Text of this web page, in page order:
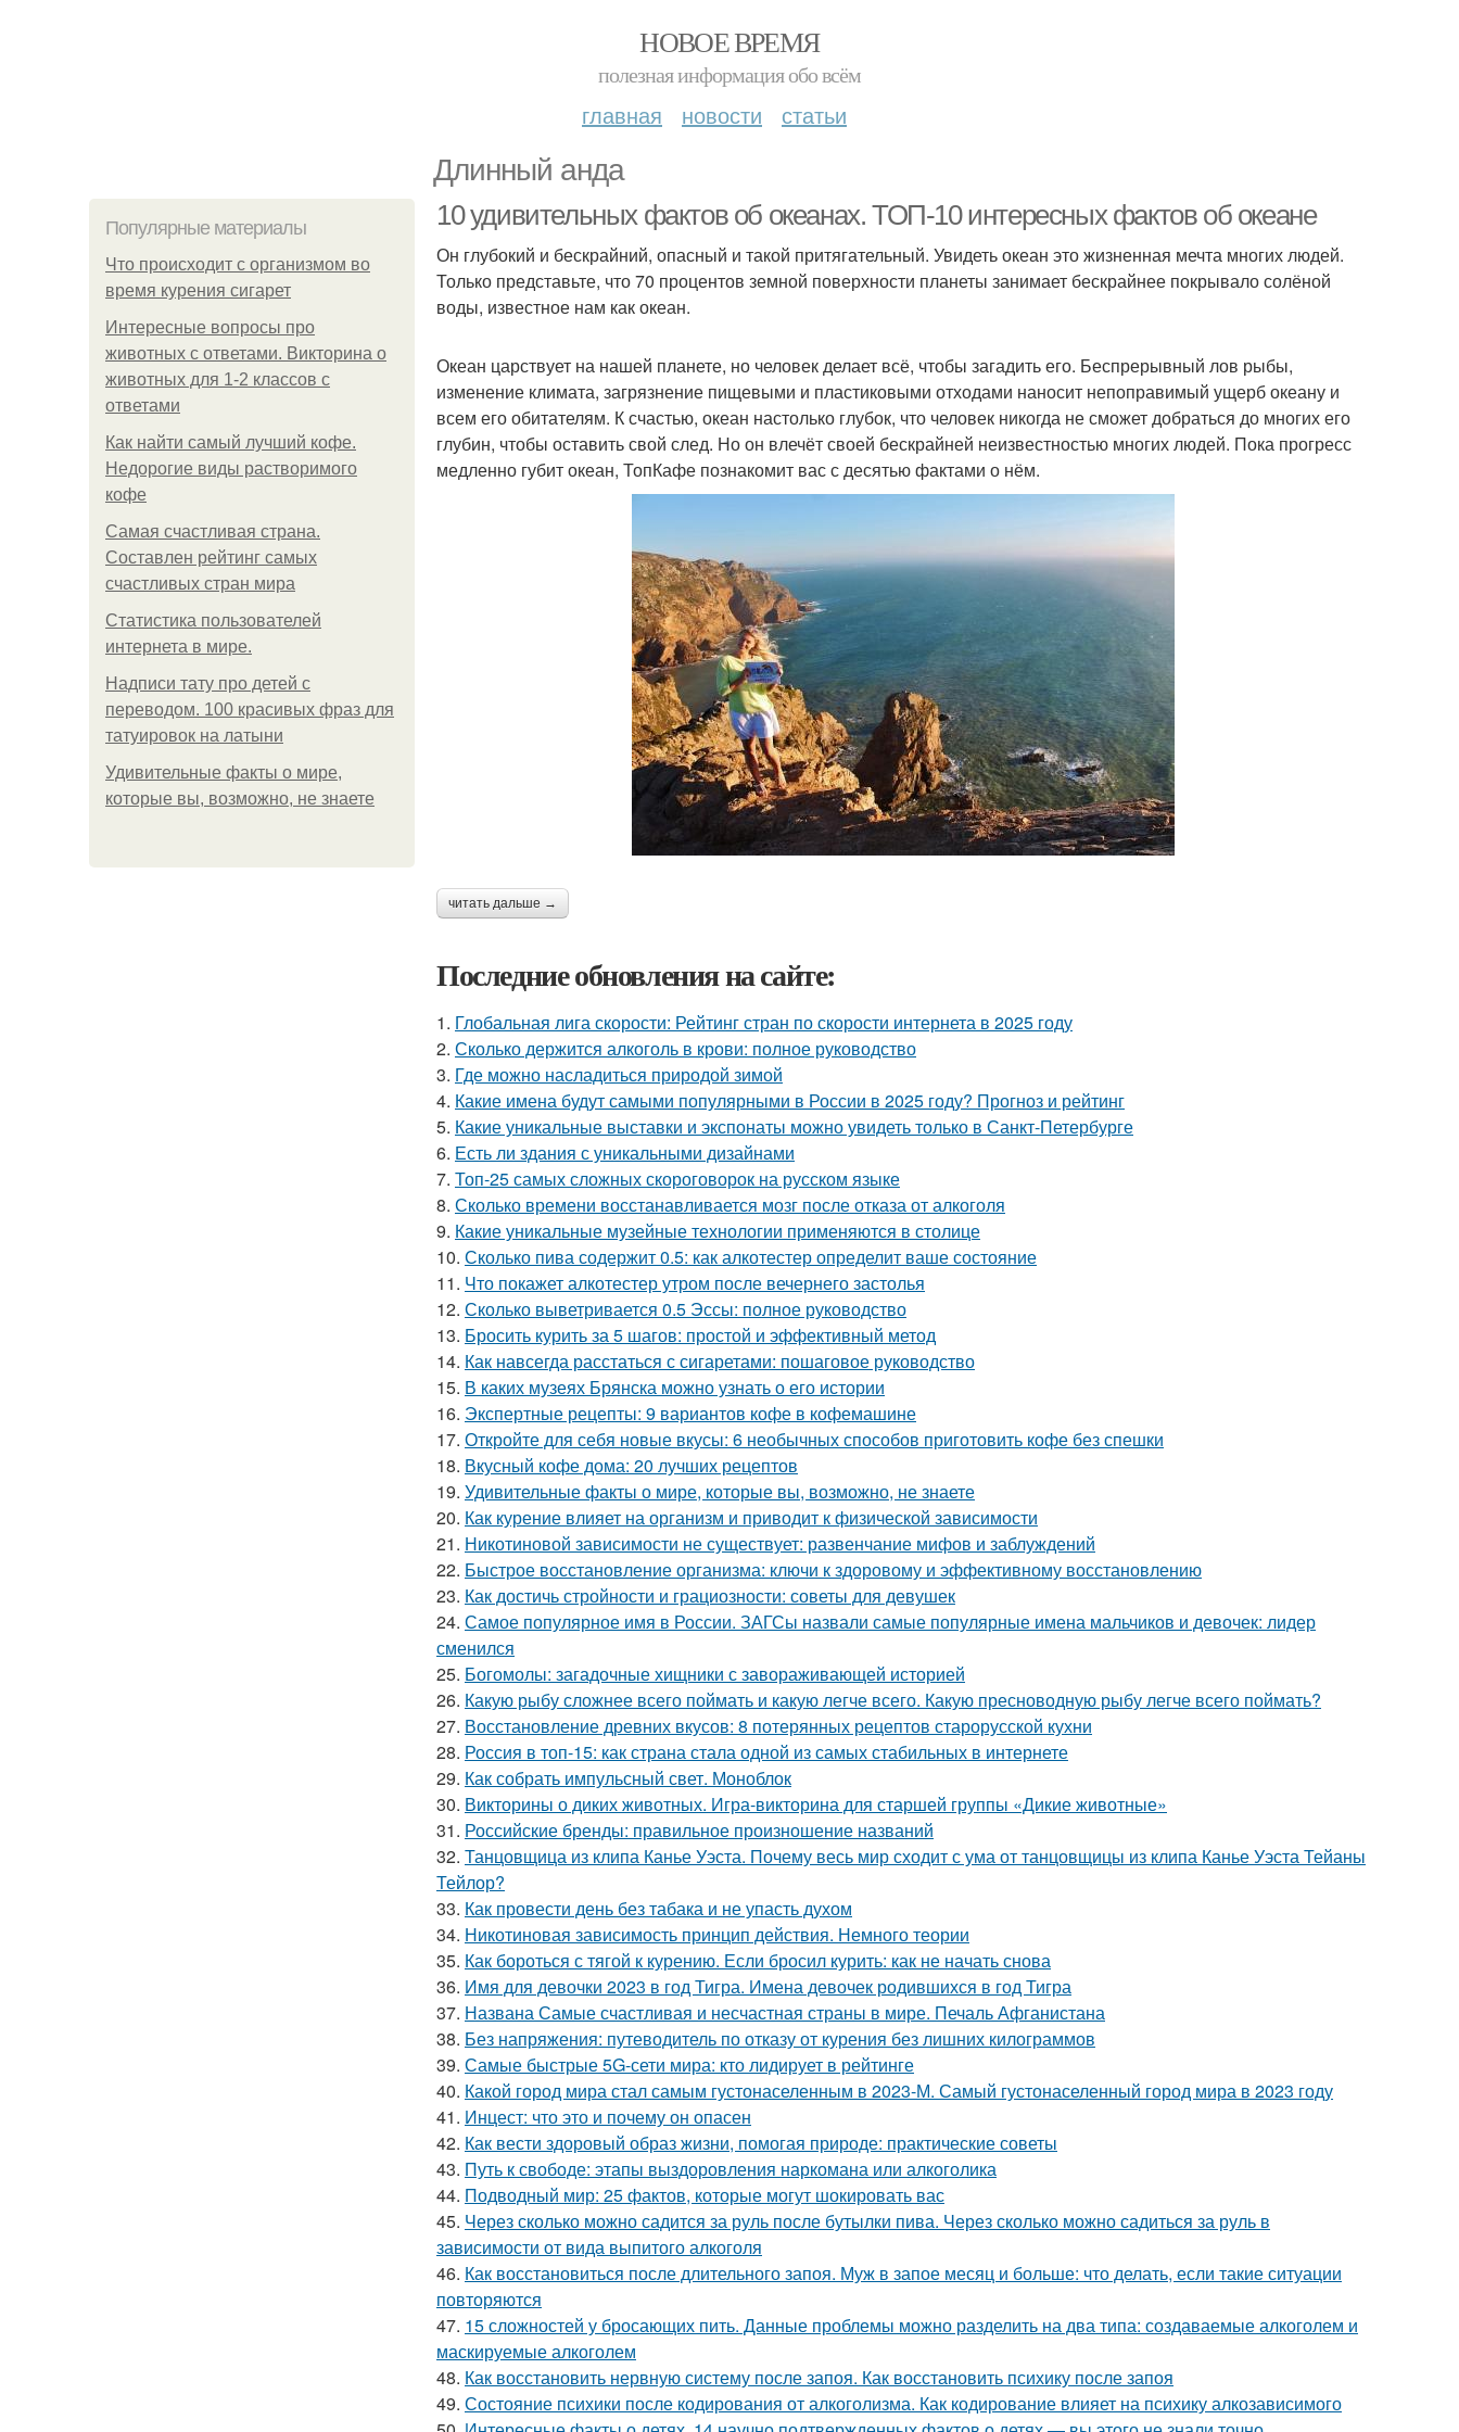
НОВОЕ ВРЕМЯ
полезная информация обо всём
главная новости статьи
Длинный анда
Популярные материалы
Что происходит с организмом во
время курения сигарет
Интересные вопросы про
животных с ответами. Викторина о
животных для 1-2 классов с
ответами
Как найти самый лучший кофе.
Недорогие виды растворимого
кофе
Самая счастливая страна.
Составлен рейтинг самых
счастливых стран мира
Статистика пользователей
интернета в мире.
Надписи тату про детей с
переводом. 100 красивых фраз для
татуировок на латыни
Удивительные факты о мире,
которые вы, возможно, не знаете
10 удивительных фактов об океанах. ТОП-10 интересных фактов об океане
Он глубокий и бескрайний, опасный и такой притягательный. Увидеть океан это жизненная мечта многих людей.
Только представьте, что 70 процентов земной поверхности планеты занимает бескрайнее покрывало солёной
воды, известное нам как океан.
Океан царствует на нашей планете, но человек делает всё, чтобы загадить его. Беспрерывный лов рыбы,
изменение климата, загрязнение пищевыми и пластиковыми отходами наносит непоправимый ущерб океану и
всем его обитателям. К счастью, океан настолько глубок, что человек никогда не сможет добраться до многих его
глубин, чтобы оставить свой след. Но он влечёт своей бескрайней неизвестностью многих людей. Пока прогресс
медленно губит океан, ТопКафе познакомит вас с десятью фактами о нём.
читать дальше →
Последние обновления на сайте:
1. Глобальная лига скорости: Рейтинг стран по скорости интернета в 2025 году
2. Сколько держится алкоголь в крови: полное руководство
3. Где можно насладиться природой зимой
4. Какие имена будут самыми популярными в России в 2025 году? Прогноз и рейтинг
5. Какие уникальные выставки и экспонаты можно увидеть только в Санкт-Петербурге
6. Есть ли здания с уникальными дизайнами
7. Топ-25 самых сложных скороговорок на русском языке
8. Сколько времени восстанавливается мозг после отказа от алкоголя
9. Какие уникальные музейные технологии применяются в столице
10. Сколько пива содержит 0.5: как алкотестер определит ваше состояние
11. Что покажет алкотестер утром после вечернего застолья
12. Сколько выветривается 0.5 Эссы: полное руководство
13. Бросить курить за 5 шагов: простой и эффективный метод
14. Как навсегда расстаться с сигаретами: пошаговое руководство
15. В каких музеях Брянска можно узнать о его истории
16. Экспертные рецепты: 9 вариантов кофе в кофемашине
17. Откройте для себя новые вкусы: 6 необычных способов приготовить кофе без спешки
18. Вкусный кофе дома: 20 лучших рецептов
19. Удивительные факты о мире, которые вы, возможно, не знаете
20. Как курение влияет на организм и приводит к физической зависимости
21. Никотиновой зависимости не существует: развенчание мифов и заблуждений
22. Быстрое восстановление организма: ключи к здоровому и эффективному восстановлению
23. Как достичь стройности и грациозности: советы для девушек
24. Самое популярное имя в России. ЗАГСы назвали самые популярные имена мальчиков и девочек: лидер
сменился
25. Богомолы: загадочные хищники с завораживающей историей
26. Какую рыбу сложнее всего поймать и какую легче всего. Какую пресноводную рыбу легче всего поймать?
27. Восстановление древних вкусов: 8 потерянных рецептов старорусской кухни
28. Россия в топ-15: как страна стала одной из самых стабильных в интернете
29. Как собрать импульсный свет. Моноблок
30. Викторины о диких животных. Игра-викторина для старшей группы «Дикие животные»
31. Российские бренды: правильное произношение названий
32. Танцовщица из клипа Канье Уэста. Почему весь мир сходит с ума от танцовщицы из клипа Канье Уэста Тейаны
Тейлор?
33. Как провести день без табака и не упасть духом
34. Никотиновая зависимость принцип действия. Немного теории
35. Как бороться с тягой к курению. Если бросил курить: как не начать снова
36. Имя для девочки 2023 в год Тигра. Имена девочек родившихся в год Тигра
37. Названа Самые счастливая и несчастная страны в мире. Печаль Афганистана
38. Без напряжения: путеводитель по отказу от курения без лишних килограммов
39. Самые быстрые 5G-сети мира: кто лидирует в рейтинге
40. Какой город мира стал самым густонаселенным в 2023-М. Самый густонаселенный город мира в 2023 году
41. Инцест: что это и почему он опасен
42. Как вести здоровый образ жизни, помогая природе: практические советы
43. Путь к свободе: этапы выздоровления наркомана или алкоголика
44. Подводный мир: 25 фактов, которые могут шокировать вас
45. Через сколько можно садится за руль после бутылки пива. Через сколько можно садиться за руль в
зависимости от вида выпитого алкоголя
46. Как восстановиться после длительного запоя. Муж в запое месяц и больше: что делать, если такие ситуации
повторяются
47. 15 сложностей у бросающих пить. Данные проблемы можно разделить на два типа: создаваемые алкоголем и
маскируемые алкоголем
48. Как восстановить нервную систему после запоя. Как восстановить психику после запоя
49. Состояние психики после кодирования от алкоголизма. Как кодирование влияет на психику алкозависимого